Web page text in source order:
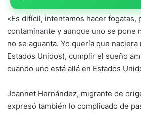
«Es difícil, intentamos hacer fogatas,
contaminante y aunque uno se pone
no se aguanta. Yo quería que naciera
Estados Unidos), cumplir el sueño
cuando uno está allá en Estados
Joannet Hernández, migrante de
expresó también lo complicado de